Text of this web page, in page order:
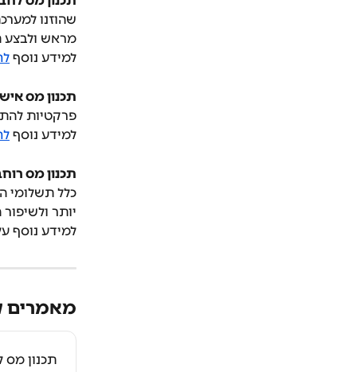
שהוזנו
מראש ולבצע
למידע נוסף
תכנון מס
פרקטיות
למידע נוסף
תכנון מס
כלל תשלומי
יותר
למידע נוסף
מאמרים
תכנון מס